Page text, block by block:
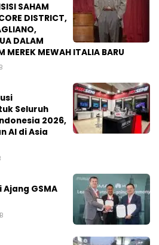
SAHAM
DISTRICT,
DALAM
MEREK MEWAH ITALIA BARU
Seluruh
2026,
AI di Asia
GSMA